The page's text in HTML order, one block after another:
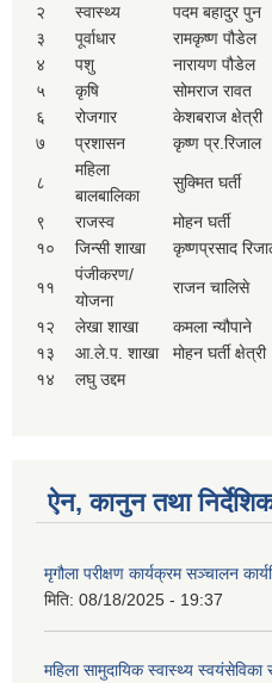
२
स्वास्थ्य पदम बहादुर पुन
३
पूर्वाधार रामकृष्ण पौडेल
४
पशु नारायण पौडेल
५
कृषि सोमराज रावत
६
रोजगार केशबराज क्षेत्री
७
प्रशासन कृष्ण प्र.रिजाल
८
महिला
बालबालिका
सुक्मित घर्ती
९ राजस्व मोहन घर्ती
१०
जिन्सी शाखा कृष्णप्रसाद
११
पंजीकरण/
योजना
राजन चालिसे
१२ लेखा शाखा कमला न्यौपाने
१३
आ.ले.प. शाखा मोहन घर्ती क्षेत्री
१४
लघु उद्दम
ऐन, कानुन तथा
मृगौला परीक्षण कार्यक्रम सञ्चालन
मिति: 08/18/2025 - 19:37
महिला सामुदायिक स्वास्थ्य स्वयंसेविका